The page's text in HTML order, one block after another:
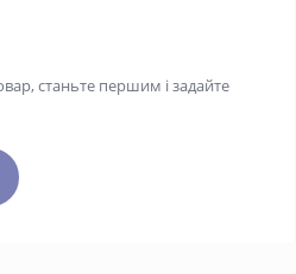
станьте першим і задайте